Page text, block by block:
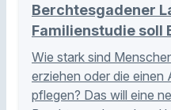
Berchtesgadener
Familienstudie soll
Wie stark sind
erziehen oder die einen
pflegen? Das will eine